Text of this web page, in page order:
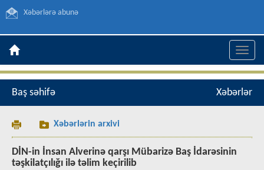
Xəbərlərə abunə
Toggle
Baş səhifə Xəbərlər
Xəbərlərin arxivi
DİN-in İnsan Alverinə qarşı Mübarizə Baş İdarəsinin
təşkilatçılığı ilə təlim keçirilib